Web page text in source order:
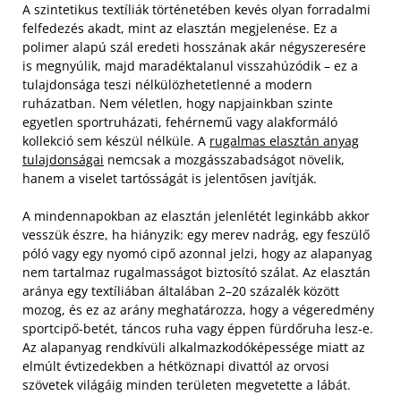
A szintetikus textíliák történetében kevés olyan forradalmi
felfedezés akadt, mint az elasztán megjelenése. Ez a
polimer alapú szál eredeti hosszának akár négyszeresére
is megnyúlik, majd maradéktalanul visszahúzódik – ez a
tulajdonsága teszi nélkülözhetetlenné a modern
ruházatban. Nem véletlen, hogy napjainkban szinte
egyetlen sportruházati, fehérnemű vagy alakformáló
kollekció sem készül nélküle. A rugalmas elasztán anyag
tulajdonságai nemcsak a mozgásszabadságot növelik,
hanem a viselet tartósságát is jelentősen javítják.
A mindennapokban az elasztán jelenlétét leginkább akkor
vesszük észre, ha hiányzik: egy merev nadrág, egy feszülő
póló vagy egy nyomó cipő azonnal jelzi, hogy az alapanyag
nem tartalmaz rugalmasságot biztosító szálat. Az elasztán
aránya egy textíliában általában 2–20 százalék között
mozog, és ez az arány meghatározza, hogy a végeredmény
sportcipő-betét, táncos ruha vagy éppen fürdőruha lesz-e.
Az alapanyag rendkívüli alkalmazkodóképessége miatt az
elmúlt évtizedekben a hétköznapi divattól az orvosi
szövetek világáig minden területen megvetette a lábát.